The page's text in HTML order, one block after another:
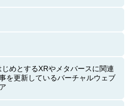
じめとするXRやメタバースに関連
を更新しているバーチャルウェブ